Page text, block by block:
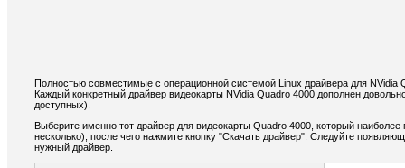
Полностью совместимые с операционной системой Linux драйвера для
Каждый конкретный драйвер видеокарты NVidia Quadro 4000 дополнен
доступных).
Выберите именно тот драйвер для видеокарты Quadro 4000, который
несколько), после чего нажмите кнопку "Скачать драйвер". Следуйте
нужный драйвер.